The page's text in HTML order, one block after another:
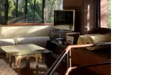
de 56 commentaires : 4,8 sur 5